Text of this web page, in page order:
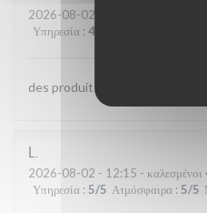
2026-08-02
Υπηρεσία : 4
des produits de qualite et bien
L
2026-08-02 - 12:15 - καλεσμένοι
Υπηρεσία : 5/5 Ατμόσφαιρα : 5/5